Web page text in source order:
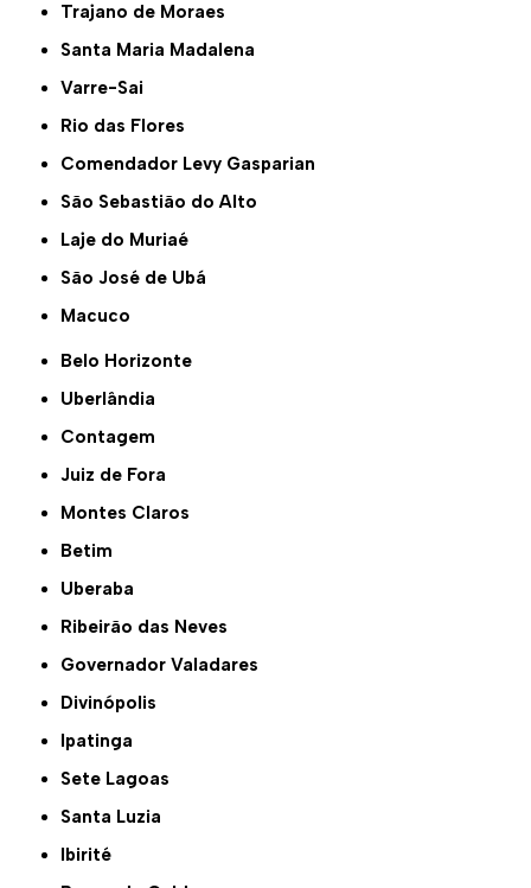
Trajano de Moraes
Santa Maria Madalena
Varre-Sai
Rio das Flores
Comendador Levy Gasparian
São Sebastião do Alto
Laje do Muriaé
São José de Ubá
Macuco
Belo Horizonte
Uberlândia
Contagem
Juiz de Fora
Montes Claros
Betim
Uberaba
Ribeirão das Neves
Governador Valadares
Divinópolis
Ipatinga
Sete Lagoas
Santa Luzia
Ibirité